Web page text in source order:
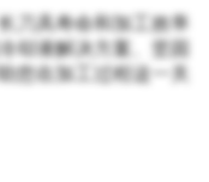
刀具寿命和加工效率
却液解决方案、坚固
您在加工过程这一关